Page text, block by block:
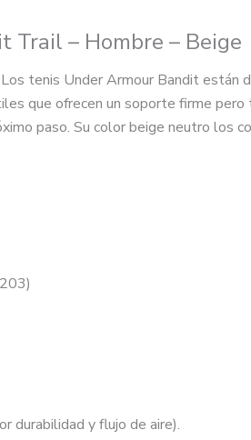
Trail – Hombre – Beige
Los tenis Under Armour Bandit están
que ofrecen un soporte firme
paso. Su color beige neutro los
durabilidad y flujo de aire).